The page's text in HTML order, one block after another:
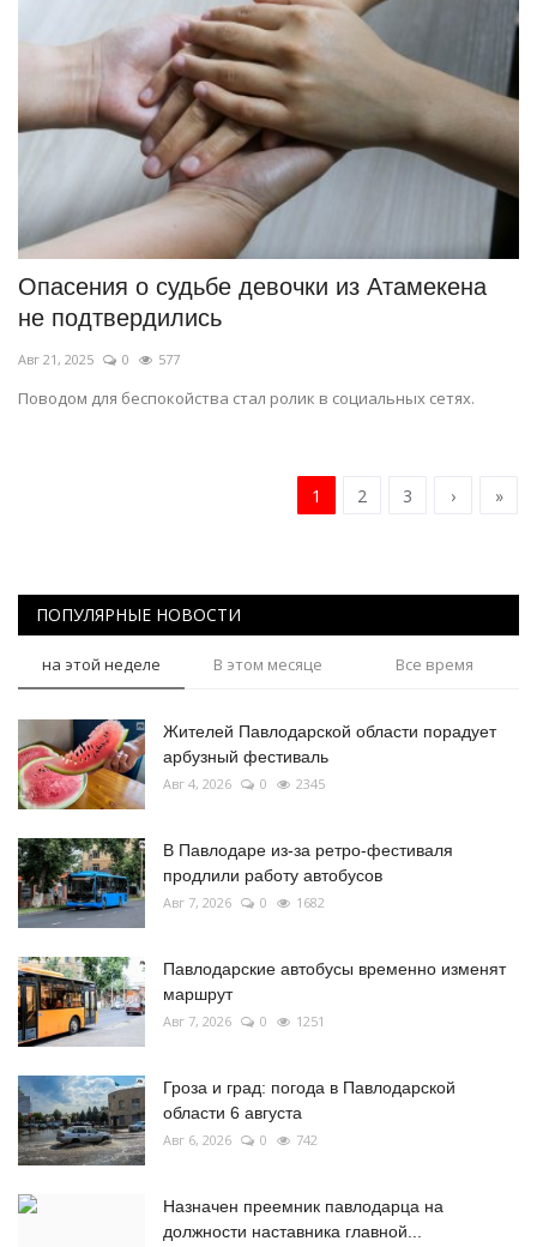
Опасения о судьбе девочки из Атамекена
не подтвердились
Авг 21, 2025 0 577
Поводом для беспокойства стал ролик в социальных сетях.
1 2 3 › »
ПОПУЛЯРНЫЕ НОВОСТИ
на этой неделе В этом месяце Все время
Жителей Павлодарской области порадует
арбузный фестиваль
Авг 4, 2026 0 2345
В Павлодаре из-за ретро-фестиваля
продлили работу автобусов
Авг 7, 2026 0 1682
Павлодарские автобусы временно изменят
маршрут
Авг 7, 2026 0 1251
Гроза и град: погода в Павлодарской
области 6 августа
Авг 6, 2026 0 742
Назначен преемник павлодарца на
должности наставника главной...